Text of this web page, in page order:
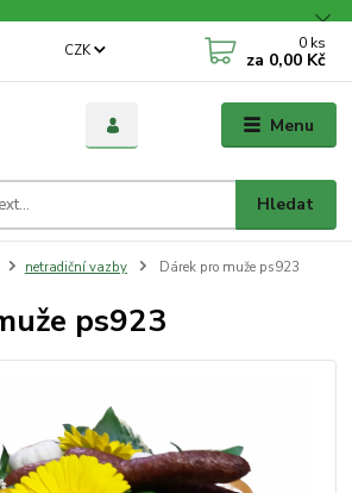
Menu
CZK
Hledat
0 ks
za 0,00 Kč
netradiční vazby Dárek pro muže ps923
ps923